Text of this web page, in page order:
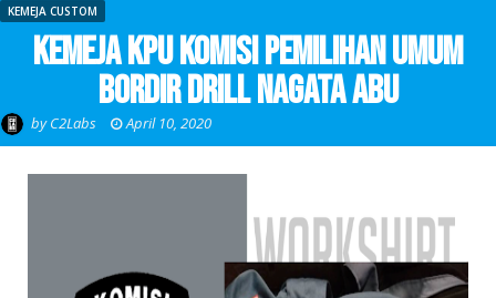
KEMEJA CUSTOM
Kemeja KPU Komisi Pemilihan Umum
Bordir Drill Nagata Abu
by C2Labs April 10, 2020